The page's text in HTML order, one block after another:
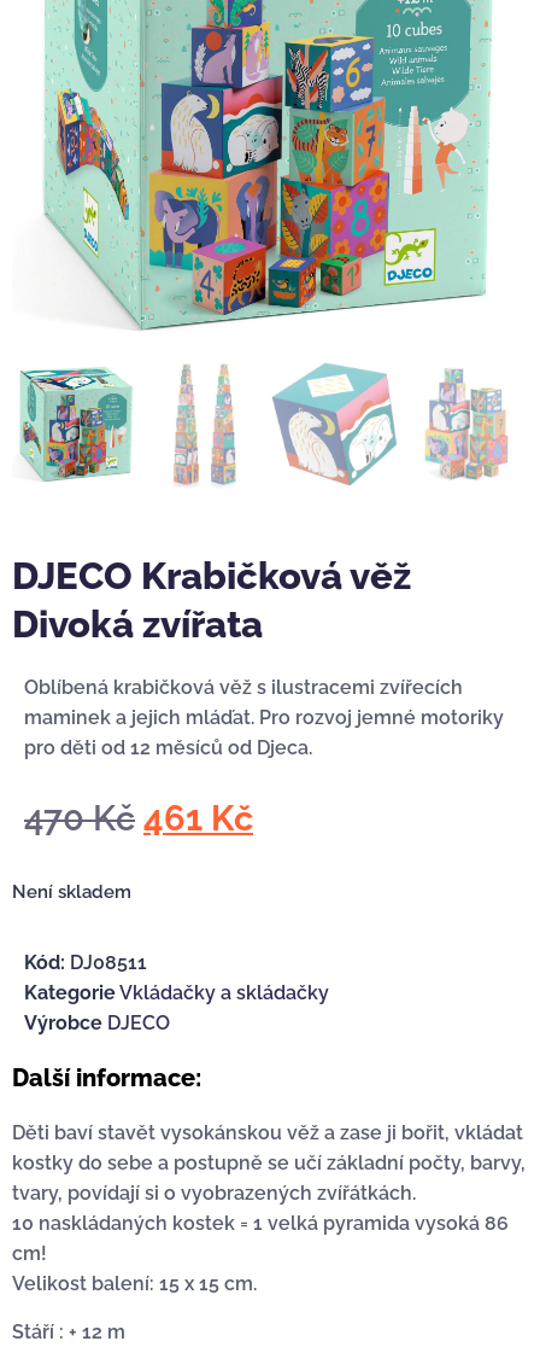
DJECO Krabičková věž
Divoká zvířata
Oblíbená krabičková věž s ilustracemi zvířecích
maminek a jejich mláďat. Pro rozvoj jemné motoriky
pro děti od 12 měsíců od Djeca.
470Kč 461 Kč
Není skladem
Kód: DJ08511
KategorieVkládačky a skládačky
Výrobce DJECO
Další informace:
Děti baví stavět vysokánskou věž a zase ji bořit, vkládat
kostky do sebe a postupně se učí základní počty, barvy,
tvary, povídají si o vyobrazených zvířátkách.
10 naskládaných kostek = 1 velká pyramida vysoká 86
cm!
Velikost balení: 15 x 15 cm.
Stáří : + 12 m